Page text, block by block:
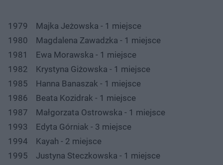
1979 Majka Jeżowska - 1 miejsce
1980 Magdalena Zawadzka - 1 miejsce
1981 Ewa Morawska - 1 miejsce
1982 Krystyna Giżowska - 1 miejsce
1985 Hanna Banaszak - 1 miejsce
1986 Beata Kozidrak - 1 miejsce
1987 Małgorzata Ostrowska - 1 miejsce
1993 Edyta Górniak - 3 miejsce
1994 Kayah - 2 miejsce
1995 Justyna Steczkowska - 1 miejsce